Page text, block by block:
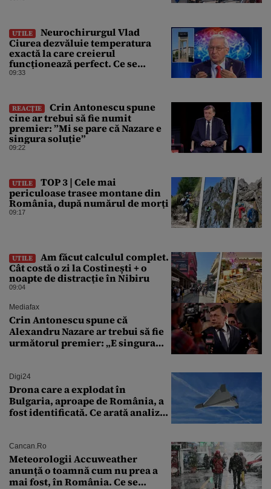
UTILE
Neurochirurgul Vlad
Ciurea dezvăluie temperatura
exactă la care creierul
funcționează perfect. Ce se
întâmplă când afară sunt peste 35
09:33
REACȚIE
Crin Antonescu spune
cine ar trebui să fie numit
premier: ”Mi se pare că Nazare e
singura soluție”
09:22
UTILE
TOP 3 | Cele mai
periculoase trasee montane din
România, după numărul de morți
09:17
UTILE
Am făcut calculul complet.
Cât costă o zi la Costinești + o
noapte de distracție în Nibiru
09:04
Mediafax
Crin Antonescu spune că
Alexandru Nazare ar trebui să fie
următorul premier: „E singura
Digi24
Drona care a explodat în
Bulgaria, aproape de România, a
fost identificată. Ce arată analiza
Cancan.ro
Meteorologii Accuweather
anunță o toamnă cum nu prea a
mai fost, în România. Ce se